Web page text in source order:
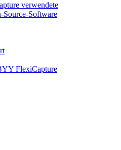
verwendete
Source-Software
FlexiCapture